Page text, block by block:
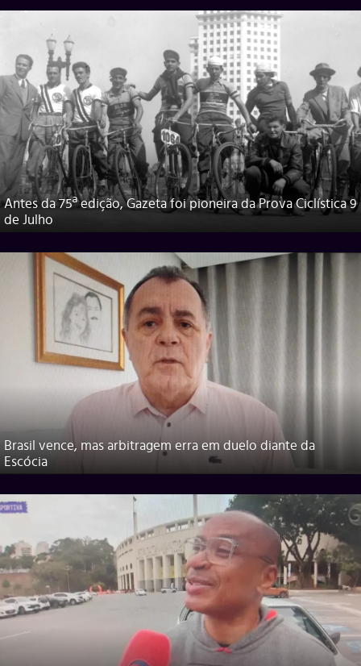
Antes da 75ª edição, Gazeta foi pioneira da Prova Ciclística 9
de Julho
Brasil vence, mas arbitragem erra em duelo diante da
Escócia